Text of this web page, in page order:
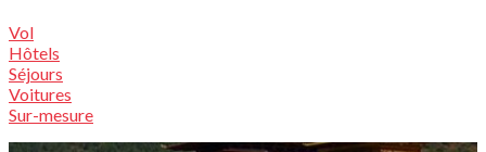
Vol
Hôtels
Séjours
Voitures
Sur-mesure